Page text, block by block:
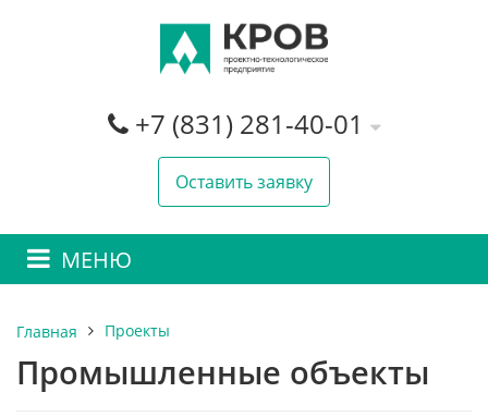
+7 (831) 281-40-01
Оставить заявку
МЕНЮ
Главная Проекты
Промышленные объекты